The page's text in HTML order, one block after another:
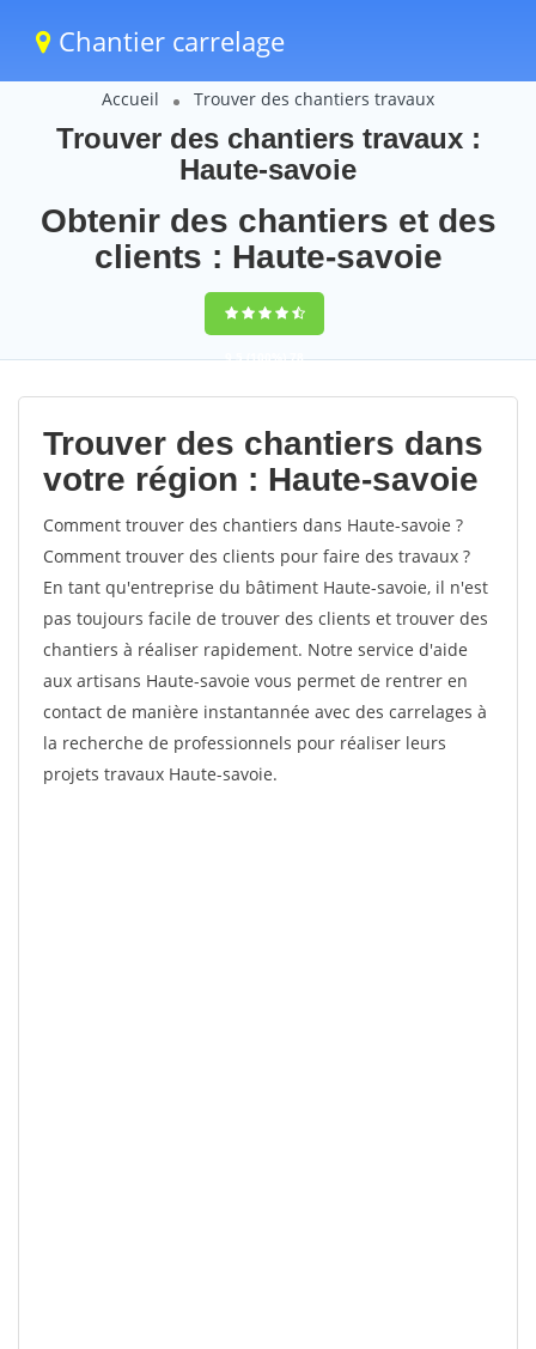
Chantier carrelage
Accueil Trouver des chantiers travaux
Trouver des chantiers travaux :
Haute-savoie
Obtenir des chantiers et des
clients : Haute-savoie
9,5(100%)78
votes
Trouver des chantiers dans
votre région : Haute-savoie
Comment trouver des chantiers dans Haute-savoie ?
Comment trouver des clients pour faire des travaux ?
En tant qu'entreprise du bâtiment Haute-savoie, il n'est
pas toujours facile de trouver des clients et trouver des
chantiers à réaliser rapidement. Notre service d'aide
aux artisans Haute-savoie vous permet de rentrer en
contact de manière instantannée avec des carrelages à
la recherche de professionnels pour réaliser leurs
projets travaux Haute-savoie.